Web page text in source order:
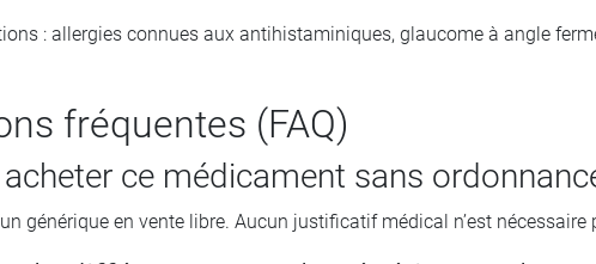
: allergies connues aux antihistaminiques, glaucome à angle
fréquentes (FAQ)
ce médicament sans
générique en vente libre. Aucun justificatif médical n’est nécessaire